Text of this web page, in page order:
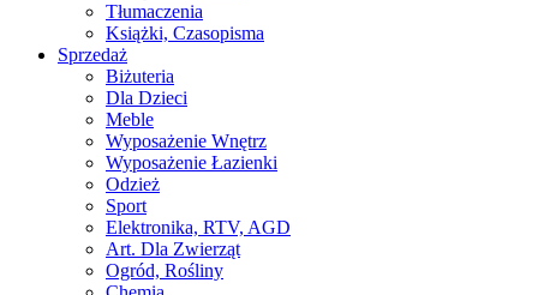
Tłumaczenia
Książki, Czasopisma
Sprzedaż
Biżuteria
Dla Dzieci
Meble
Wyposażenie Wnętrz
Wyposażenie Łazienki
Odzież
Sport
Elektronika, RTV, AGD
Art. Dla Zwierząt
Ogród, Rośliny